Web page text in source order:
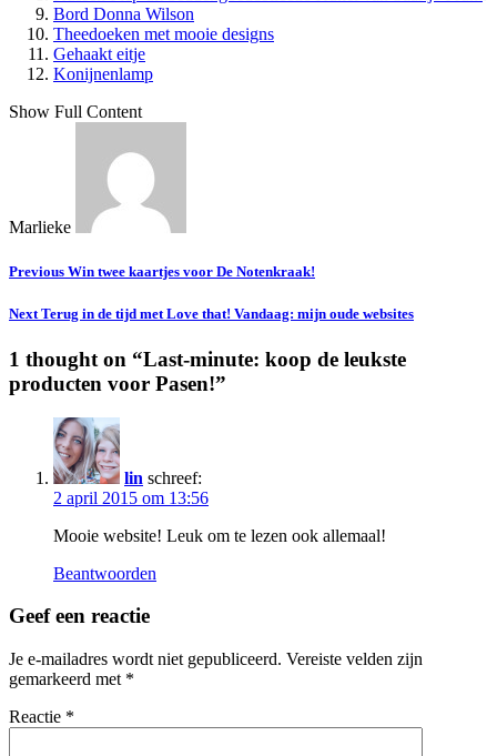
Bord Donna Wilson
Theedoeken met mooie designs
Gehaakt eitje
Konijnenlamp
Show Full Content
Marlieke
Previous Win twee kaartjes voor De Notenkraak!
Next Terug in de tijd met Love that! Vandaag: mijn oude websites
1 thought on “Last-minute: koop de leukste
producten voor Pasen!”
lin schreef:
2 april 2015 om 13:56
Mooie website! Leuk om te lezen ook allemaal!
Beantwoorden
Geef een reactie
Je e-mailadres wordt niet gepubliceerd. Vereiste velden zijn
gemarkeerd met *
Reactie *